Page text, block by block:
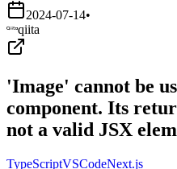
2024-07-14•
qiita
'Image' cannot be
component. Its
not a valid JSX
TypeScriptVSCodeNext.js